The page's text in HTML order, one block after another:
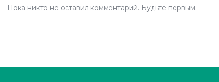
Пока никто не оставил комментарий. Будьте первым.